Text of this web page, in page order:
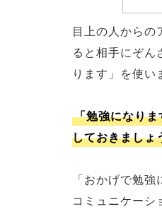
目上の人からの
ると相手にぞん
ります」を使い
「勉強になり
しておきましょ
「おかげで勉
コミュニケーシ